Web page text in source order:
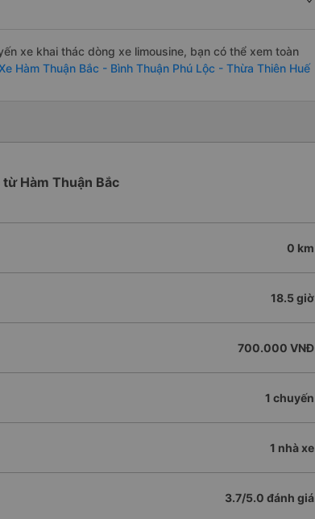
xe khai thác dòng xe limousine, bạn có thể xem toàn
Xe Hàm Thuận Bắc - Bình Thuận Phú Lộc - Thừa Thiên Huế
Hàm Thuận Bắc
0 km
18.5 giờ
700.000 VNĐ
1 chuyến
1 nhà xe
3.7/5.0 đánh giá